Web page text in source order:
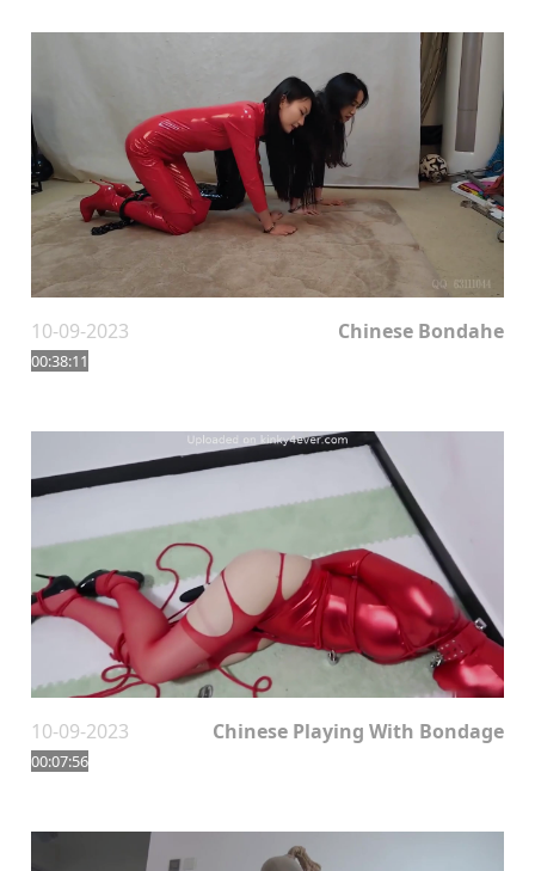
10-09-2023
00:38:11
Chinese Bondahe
10-09-2023
00:07:56
Chinese Playing With Bondage